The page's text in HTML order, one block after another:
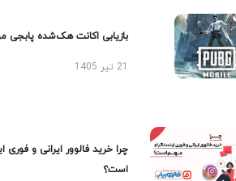
بازیابی اکانت هک‌شده پابجی
چرا خرید فالوور ایرانی و فوری
است؟